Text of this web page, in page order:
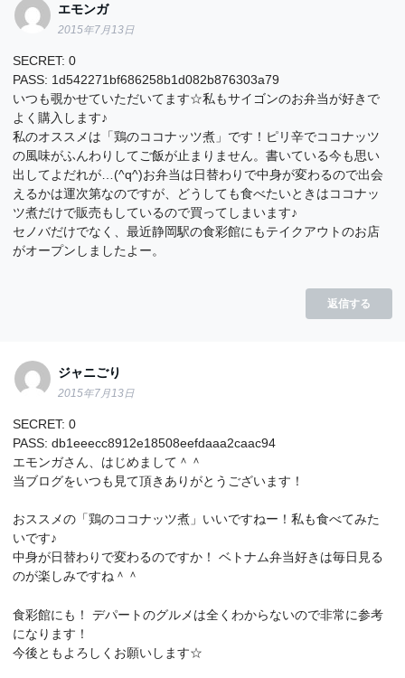
エモンガ
2015年7月13日
SECRET: 0
PASS: 1d542271bf686258b1d082b876303a79
いつも覗かせていただいてます☆私もサイゴンのお弁当が好きで
よく購入します♪
私のオススメは「鶏のココナッツ煮」です！ピリ辛でココナッツ
の風味がふんわりしてご飯が止まりません。書いている今も思い
出してよだれが…(^q^)お弁当は日替わりで中身が変わるので出会
えるかは運次第なのですが、どうしても食べたいときはココナッ
ツ煮だけで販売もしているので買ってしまいます♪
セノバだけでなく、最近静岡駅の食彩館にもテイクアウトのお店
がオープンしましたよー。
返信する
ジャニごり
2015年7月13日
SECRET: 0
PASS: db1eeecc8912e18508eefdaaa2caac94
エモンガさん、はじめまして＾＾
当ブログをいつも見て頂きありがとうございます！
おススメの「鶏のココナッツ煮」いいですねー！私も食べてみた
いです♪
中身が日替わりで変わるのですか！ ベトナム弁当好きは毎日見る
のが楽しみですね＾＾
食彩館にも！ デパートのグルメは全くわからないので非常に参考
になります！
今後ともよろしくお願いします☆